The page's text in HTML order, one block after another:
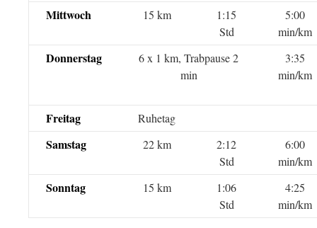
Mittwoch 15 km
1:15
Std
5:00
min/km
Donnerstag
6 x 1 km, Trabpause 2
min
3:35
min/km
Freitag Ruhetag
Samstag 22 km
2:12
Std
6:00
min/km
Sonntag 15 km
1:06
Std
4:25
min/km